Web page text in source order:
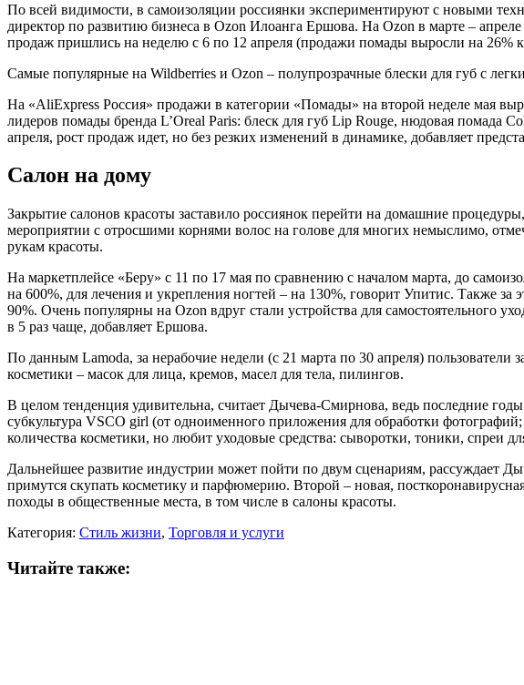
По всей видимости, в самоизоляции россиянки экспериментируют с новыми
директор по развитию бизнеса в Ozon Илоанга Ершова. На Ozon в марте –
продаж пришлись на неделю с 6 по 12 апреля (продажи помады выросли на 26%
Самые популярные на Wildberries и Ozon – полупрозрачные блески для губ с
На «AliExpress Россия» продажи в категории «Помады» на второй неделе мая
лидеров помады бренда L’Oreal Paris: блеск для губ Lip Rouge, нюдовая помада
апреля, рост продаж идет, но без резких изменений в динамике, добавляет
Салон на дому
Закрытие салонов красоты заставило россиянок перейти на домашние
мероприятии с отросшими корнями волос на голове для многих немыслимо,
рукам красоты.
На маркетплейсе «Беру» с 11 по 17 мая по сравнению с началом марта, до
на 600%, для лечения и укрепления ногтей – на 130%, говорит Упитис. Также
90%. Очень популярны на Ozon вдруг стали устройства для самостоятельного
в 5 раз чаще, добавляет Ершова.
По данным Lamoda, за нерабочие недели (с 21 марта по 30 апреля)
косметики – масок для лица, кремов, масел для тела, пилингов.
В целом тенденция удивительна, считает Дычева-Смирнова, ведь последние
субкультура VSCO girl (от одноименного приложения для обработки
количества косметики, но любит уходовые средства: сыворотки, тоники, спреи
Дальнейшее развитие индустрии может пойти по двум сценариям, рассуждает
примутся скупать косметику и парфюмерию. Второй – новая,
походы в общественные места, в том числе в салоны красоты.
Категория: Стиль жизни, Торговля и услуги
Читайте также: